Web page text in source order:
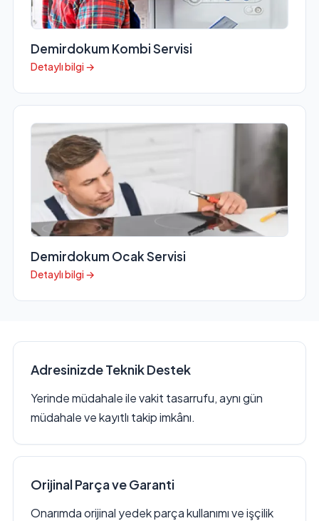
Demirdokum Kombi Servisi
Detaylı bilgi →
Demirdokum Ocak Servisi
Detaylı bilgi →
Adresinizde Teknik Destek
Yerinde müdahale ile vakit tasarrufu, aynı gün
müdahale ve kayıtlı takip imkânı.
Orijinal Parça ve Garanti
Onarımda orijinal yedek parça kullanımı ve işçilik